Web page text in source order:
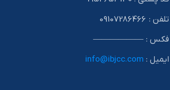
تلفن : 09107286466
فکس : ——————
ایمیل : info@ibjcc.com